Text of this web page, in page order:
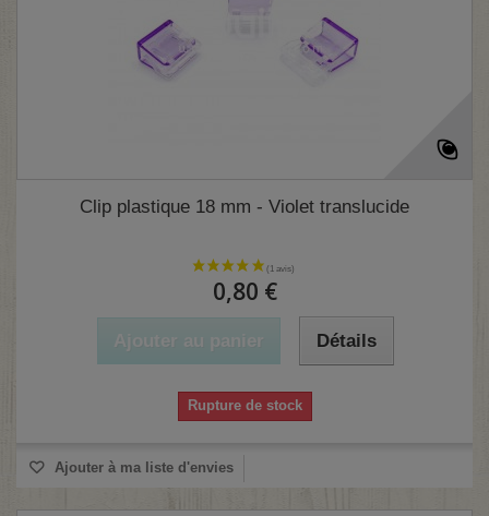
Clip plastique 18 mm - Violet translucide
0,80 €
Ajouter au panier Détails
Rupture de stock
Ajouter à ma liste d'envies